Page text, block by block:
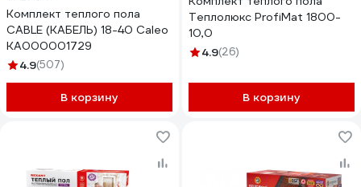
Комплект теплого пола
CABLE (КАБЕЛЬ) 18-40 Caleo
КА000001729
4.9(507)
В корзину
Теплолюкс ProfiMat 1800-
10,0
4.9(26)
В корзину